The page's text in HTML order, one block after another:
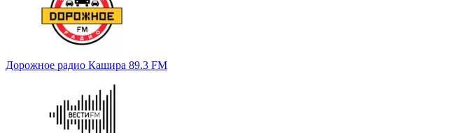
Дорожное радио Кашира 89.3 FM